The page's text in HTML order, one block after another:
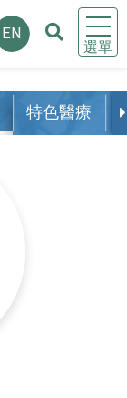
選單
EN
特色醫療